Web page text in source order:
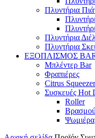
Πλυντήρια
Πλυντήρια
Πλυντήρια
ΕΞΟΠΛΙΣΜΟΣ
Μπλέντερ Bar
Φραπιέρες
Citrus Squeezer
Συσκευές Hot
Roller
Ψωμιέρα